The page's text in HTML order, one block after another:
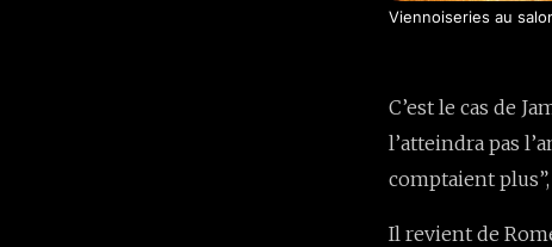
Viennoiseries au
C’est le cas de
l’atteindra pas
comptaient
Il revient de